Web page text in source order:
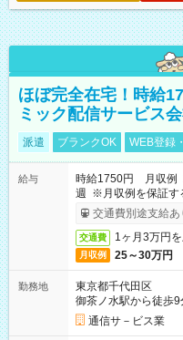
ほぼ完全在宅！時給
ミック配信サービス
派遣 ブランクOK WEB登録
給与
時給1750円 月収例
週 ※月収例を保証す
ービス利用可（利用
交通費別途支給あ
交通費 1ヶ月3万円
月収例 25～30万円
勤務地
東京都千代田区
御茶ノ水駅から徒歩9
通信サ－ビス業